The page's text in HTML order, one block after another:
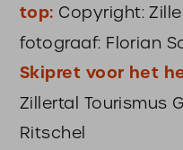
top: Copyright:
fotograaf: Florian
Skipret voor het
Zillertal Tourismus
Ritschel